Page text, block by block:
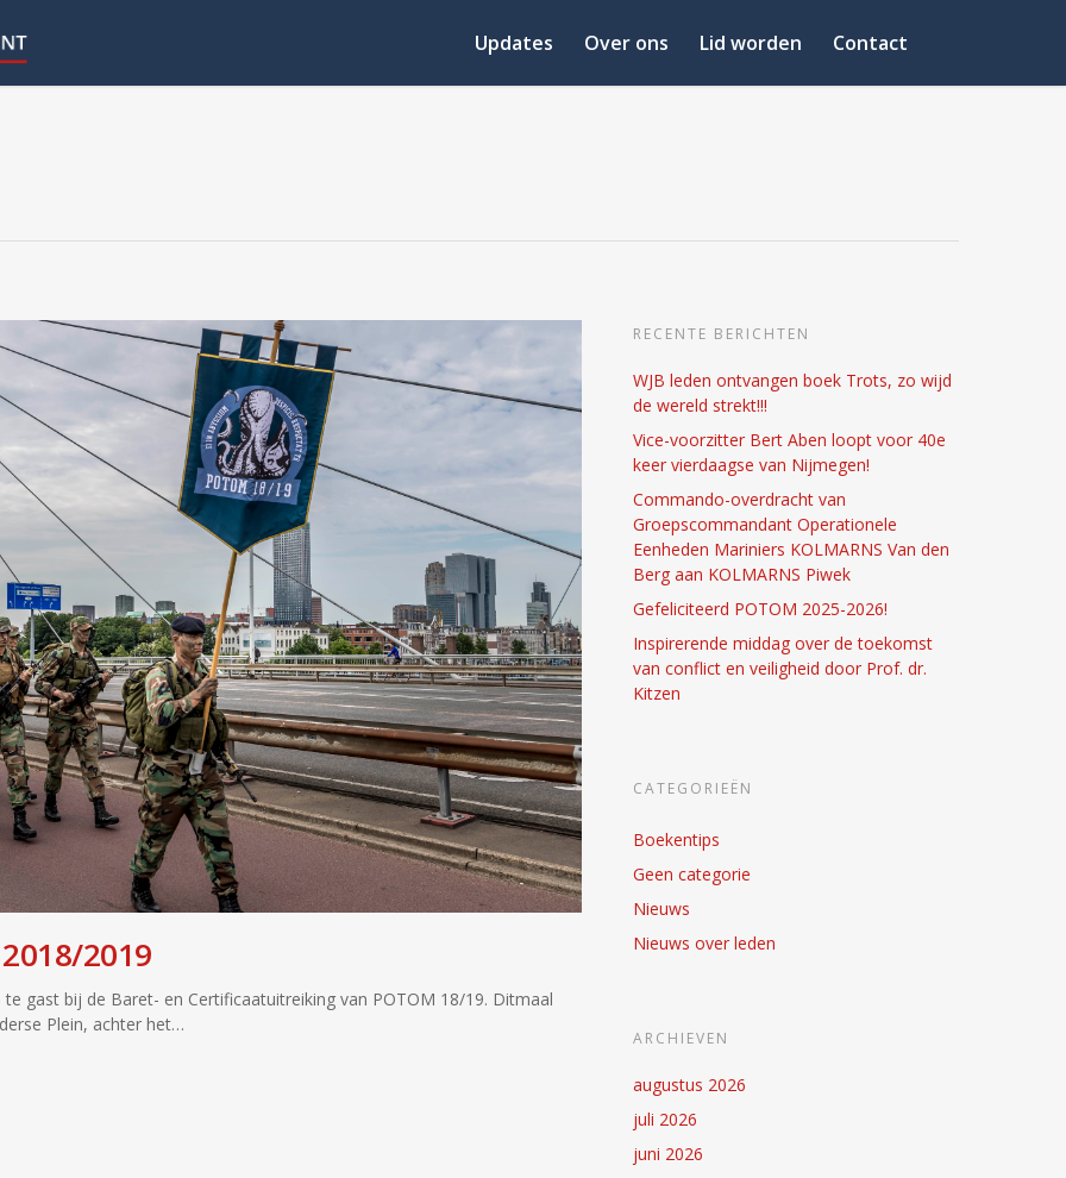
Updates Over ons Lid worden Contact
2019
gast bij de Baret- en Certificaatuitreiking van POTOM 18/19. Ditmaal
Plein, achter het…
RECENTE BERICHTEN
WJB leden ontvangen boek Trots, zo wijd
de wereld strekt!!!
Vice-voorzitter Bert Aben loopt voor 40e
keer vierdaagse van Nijmegen!
Commando-overdracht van
Groepscommandant Operationele
Eenheden Mariniers KOLMARNS Van den
Berg aan KOLMARNS Piwek
Gefeliciteerd POTOM 2025-2026!
Inspirerende middag over de toekomst
van conflict en veiligheid door Prof. dr.
Kitzen
CATEGORIEËN
Boekentips
Geen categorie
Nieuws
Nieuws over leden
ARCHIEVEN
augustus 2026
juli 2026
juni 2026